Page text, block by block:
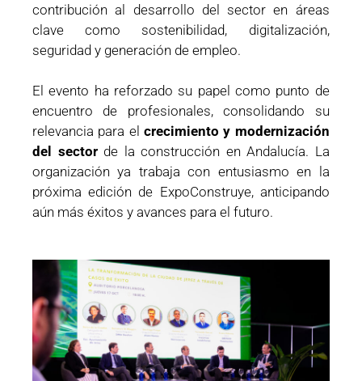
contribución al desarrollo del sector en áreas
clave como sostenibilidad, digitalización,
seguridad y generación de empleo.
El evento ha reforzado su papel como punto de
encuentro de profesionales, consolidando su
relevancia para elcrecimiento y modernización
del sectorde la construcción en Andalucía. La
organización ya trabaja con entusiasmo en la
próxima edición de ExpoConstruye, anticipando
aún más éxitos y avances para el futuro.